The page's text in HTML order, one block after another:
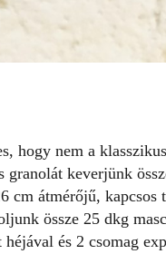
hogy nem a
granolát keverjünk
cm átmérőjű,
össze 25 dkg
és 2 csomag